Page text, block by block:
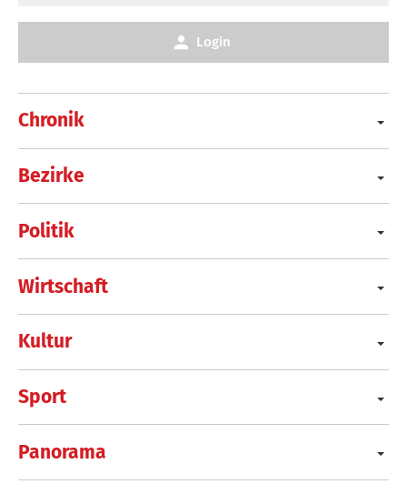
Chronik
Bezirke
Politik
Wirtschaft
Kultur
Sport
Panorama
Login